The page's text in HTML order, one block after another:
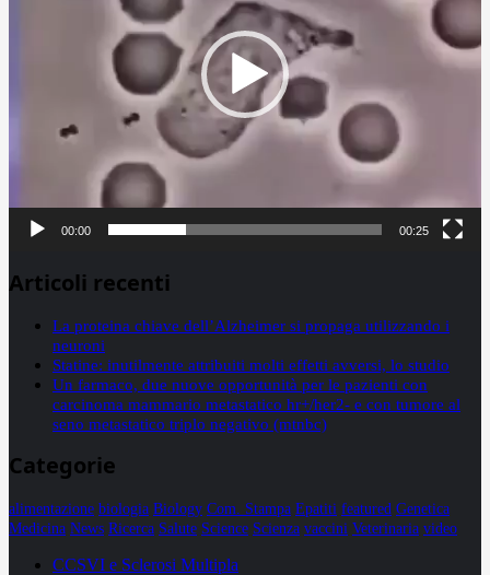
00:00 00:25
Articoli recenti
La proteina chiave dell’Alzheimer si propaga utilizzando i
neuroni
Statine: inutilmente attribuiti molti effetti avversi, lo studio
Un farmaco, due nuove opportunità per le pazienti con
carcinoma mammario metastatico hr+/her2- e con tumore al
seno metastatico triplo negativo (mtnbc)
Categorie
alimentazione biologia Biology Com. Stampa Epatiti featured Genetica
Medicina News Ricerca Salute Science Scienza vaccini Veterinaria video
CCSVI e Sclerosi Multipla